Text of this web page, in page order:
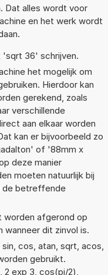
Dat alles wordt voor
en het werk wordt
'sqrt 36' schrijven.
het mogelijk om
Hierdoor kan
gerekend, zoals
verschillende
aan elkaar worden
kan er bijvoorbeeld zo
of '88mm x
deze manier
moeten natuurlijk bij
de betreffende
worden afgerond op
wanneer dit zinvol is.
cos, atan, sqrt, acos,
gebruikt.
2 exp 3, cos(pi/2),